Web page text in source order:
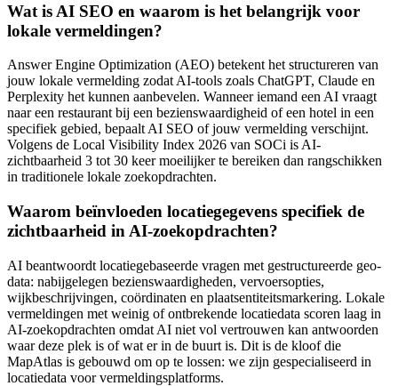
Wat is AI SEO en waarom is het belangrijk voor
lokale vermeldingen?
Answer Engine Optimization (AEO) betekent het structureren van
jouw lokale vermelding zodat AI-tools zoals ChatGPT, Claude en
Perplexity het kunnen aanbevelen. Wanneer iemand een AI vraagt
naar een restaurant bij een bezienswaardigheid of een hotel in een
specifiek gebied, bepaalt AI SEO of jouw vermelding verschijnt.
Volgens de Local Visibility Index 2026 van SOCi is AI-
zichtbaarheid 3 tot 30 keer moeilijker te bereiken dan rangschikken
in traditionele lokale zoekopdrachten.
Waarom beïnvloeden locatiegegevens specifiek de
zichtbaarheid in AI-zoekopdrachten?
AI beantwoordt locatiegebaseerde vragen met gestructureerde geo-
data: nabijgelegen bezienswaardigheden, vervoersopties,
wijkbeschrijvingen, coördinaten en plaatsentiteitsmarkering. Lokale
vermeldingen met weinig of ontbrekende locatiedata scoren laag in
AI-zoekopdrachten omdat AI niet vol vertrouwen kan antwoorden
waar deze plek is of wat er in de buurt is. Dit is de kloof die
MapAtlas is gebouwd om op te lossen: we zijn gespecialiseerd in
locatiedata voor vermeldingsplatforms.